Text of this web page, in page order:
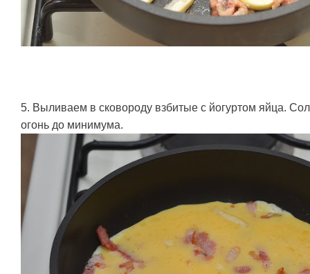
5. Выливаем в сковороду взбитые с йогуртом яйца.
огонь до минимума.